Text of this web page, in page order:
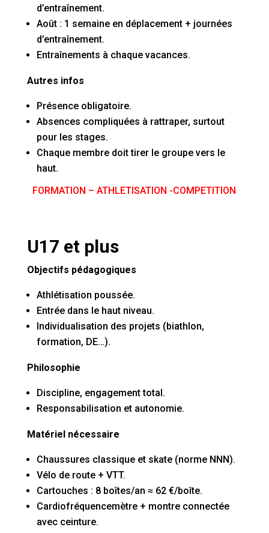
d’entraînement.
Août : 1 semaine en déplacement + journées
d’entraînement.
Entraînements à chaque vacances.
Autres infos
Présence obligatoire.
Absences compliquées à rattraper, surtout
pour les stages.
Chaque membre doit tirer le groupe vers le
haut.
FORMATION – ATHLETISATION -COMPETITION
U17 et plus
Objectifs pédagogiques
Athlétisation poussée.
Entrée dans le haut niveau.
Individualisation des projets (biathlon,
formation, DE…).
Philosophie
Discipline, engagement total.
Responsabilisation et autonomie.
Matériel nécessaire
Chaussures classique et skate (norme NNN).
Vélo de route + VTT.
Cartouches : 8 boîtes/an ≈ 62 €/boîte.
Cardiofréquencemètre + montre connectée
avec ceinture.